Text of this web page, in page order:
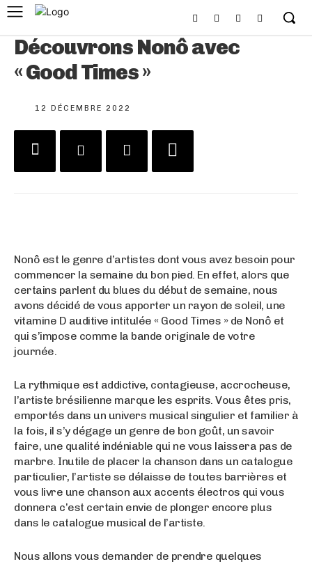
Découvrons Nonô avec
« Good Times »
12 DÉCEMBRE 2022
Nonô est le genre d’artistes dont vous avez besoin pour
commencer la semaine du bon pied. En effet, alors que
certains parlent du blues du début de semaine, nous
avons décidé de vous apporter un rayon de soleil, une
vitamine D auditive intitulée « Good Times » de Nonô et
qui s’impose comme la bande originale de votre
journée.
La rythmique est addictive, contagieuse, accrocheuse,
l’artiste brésilienne marque les esprits. Vous êtes pris,
emportés dans un univers musical singulier et familier à
la fois, il s’y dégage un genre de bon goût, un savoir
faire, une qualité indéniable qui ne vous laissera pas de
marbre. Inutile de placer la chanson dans un catalogue
particulier, l’artiste se délaisse de toutes barrières et
vous livre une chanson aux accents électros qui vous
donnera c’est certain envie de plonger encore plus
dans le catalogue musical de l’artiste.
Nous allons vous demander de prendre quelques